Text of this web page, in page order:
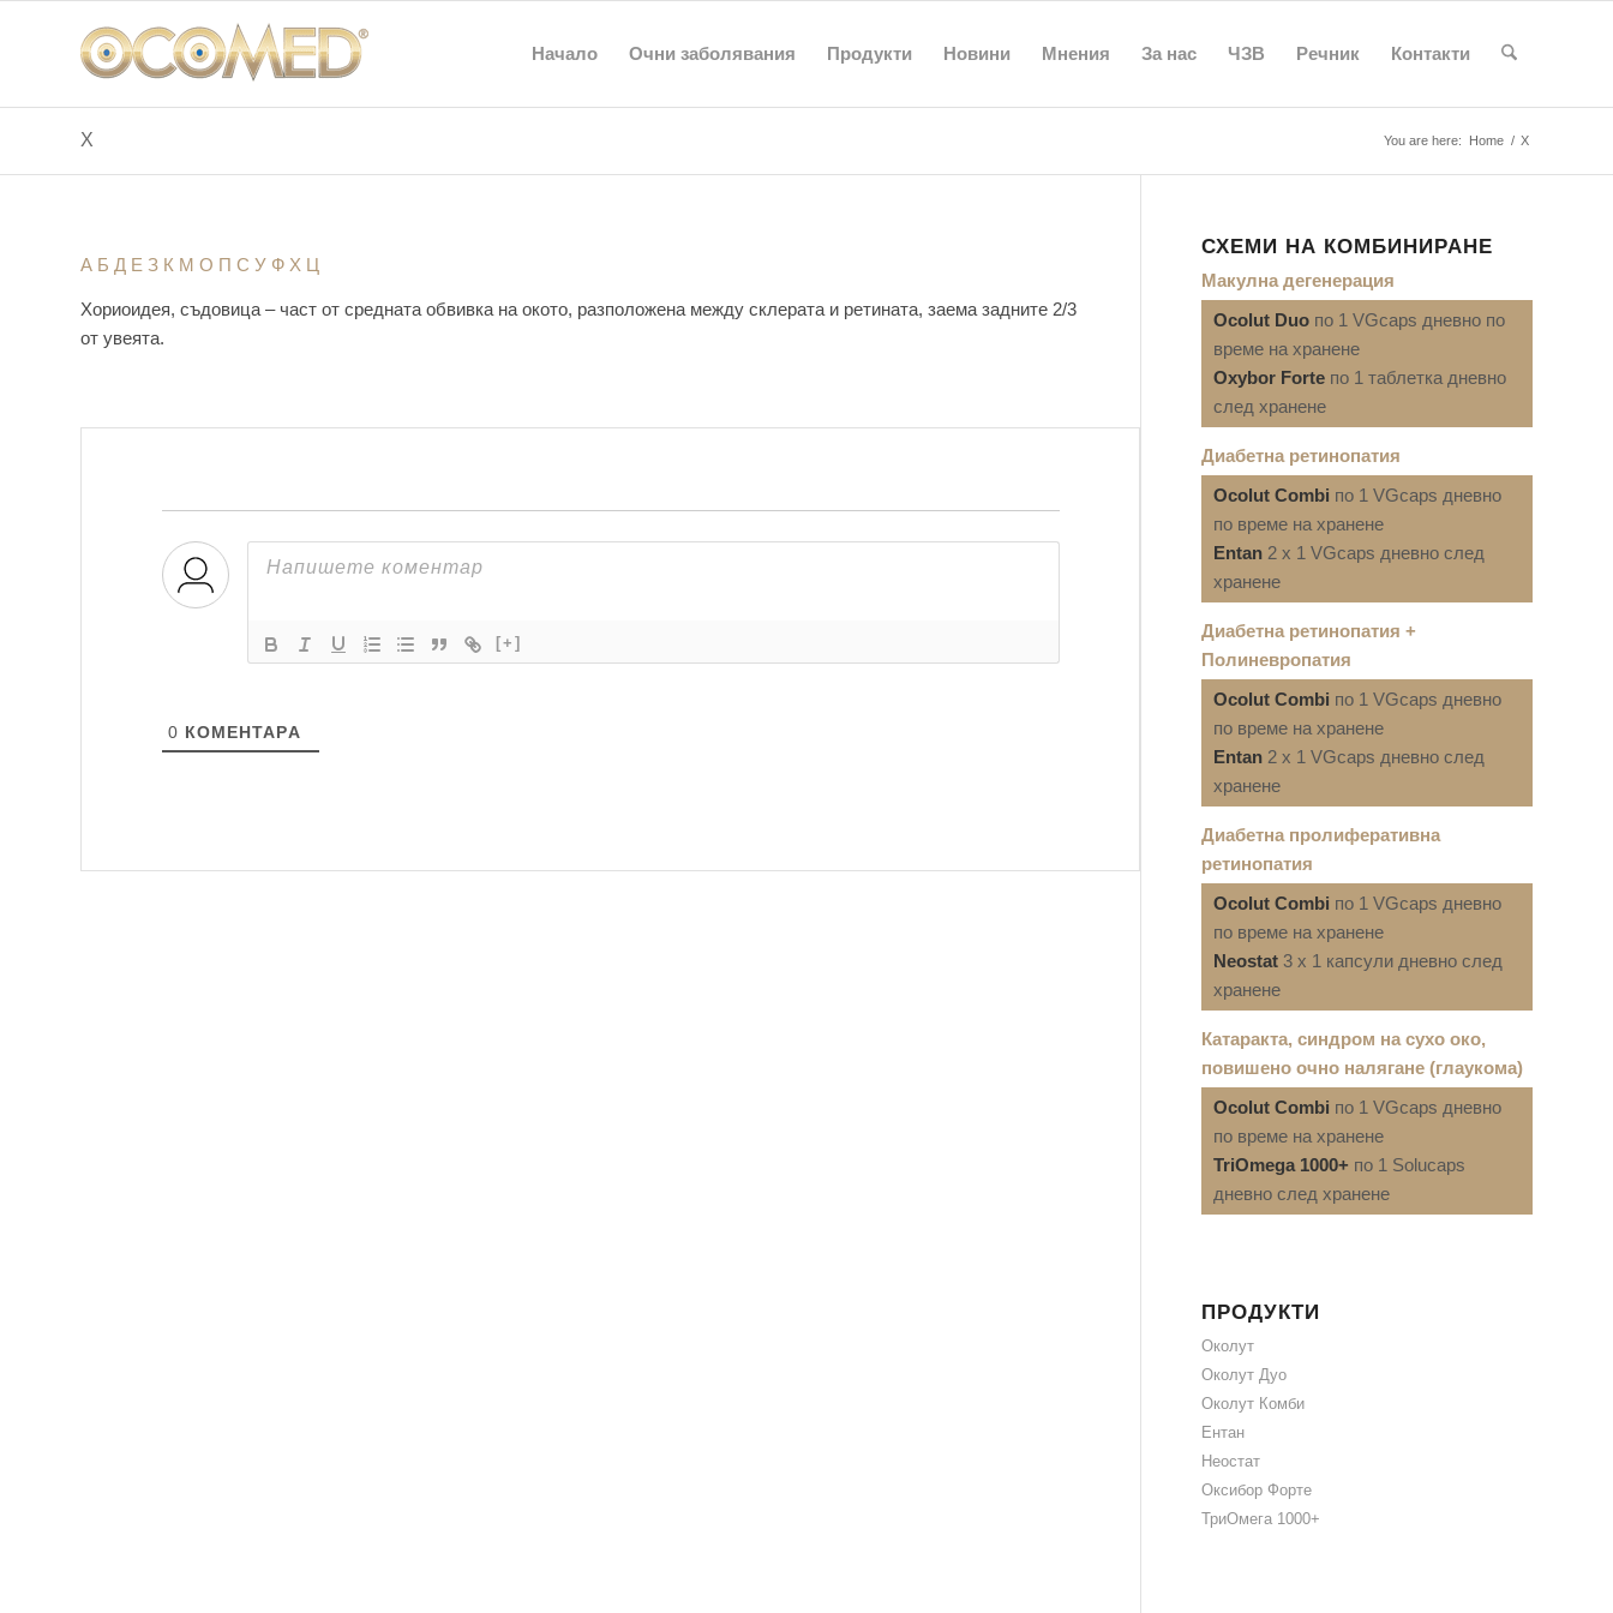
Начало Очни заболявания Продукти Новини Мнения За нас ЧЗВ Речник Контакти
Х You are here: Home / Х
А Б Д Е З К М O П С У Ф Х Ц
Хориоидея, съдовица – част от средната обвивка на окото, разположена между склерата и ретината, заема задните 2/3
от увеята.
[+]
0 КОМЕНТАРA
СХЕМИ НА КОМБИНИРАНЕ
Макулна дегенерация
Ocolut Duo по 1 VGcaps дневно по
време на хранене
Oxybor Forte по 1 таблетка дневно
след хранене
Диабетна ретинопатия
Ocolut Combi по 1 VGcaps дневно
по време на хранене
Entan 2 x 1 VGcaps дневно след
хранене
Диабетна ретинопатия +
Полиневропатия
Ocolut Combi по 1 VGcaps дневно
по време на хранене
Entan 2 x 1 VGcaps дневно след
хранене
Диабетна пролиферативна
ретинопатия
Ocolut Combi по 1 VGcaps дневно
по време на хранене
Neostat 3 x 1 капсули дневно след
хранене
Катаракта, синдром на сухо око,
повишено очно налягане (глаукома)
Ocolut Combi по 1 VGcaps дневно
по време на хранене
TriOmega 1000+ по 1 Solucaps
дневно след хранене
ПРОДУКТИ
Околут
Околут Дуо
Околут Комби
Ентан
Неостат
Оксибор Форте
ТриОмега 1000+